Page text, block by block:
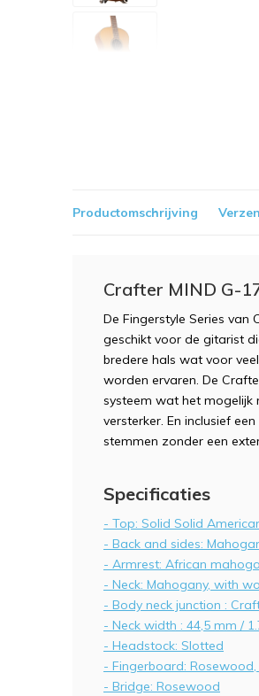
Productomschrijving
Crafter MIND G-
De Fingerstyle Series van
geschikt voor de gitarist
bredere hals wat voor
worden ervaren. De
systeem wat het mogelijk
versterker. En inclusief
stemmen zonder een
Specificaties
- Top: Solid Solid
- Back and sides:
- Armrest: African
- Neck: Mahogany, with
- Body neck junction :
- Neck width : 44,5 mm /
- Headstock: Slotted
- Fingerboard:
- Bridge: Rosewood